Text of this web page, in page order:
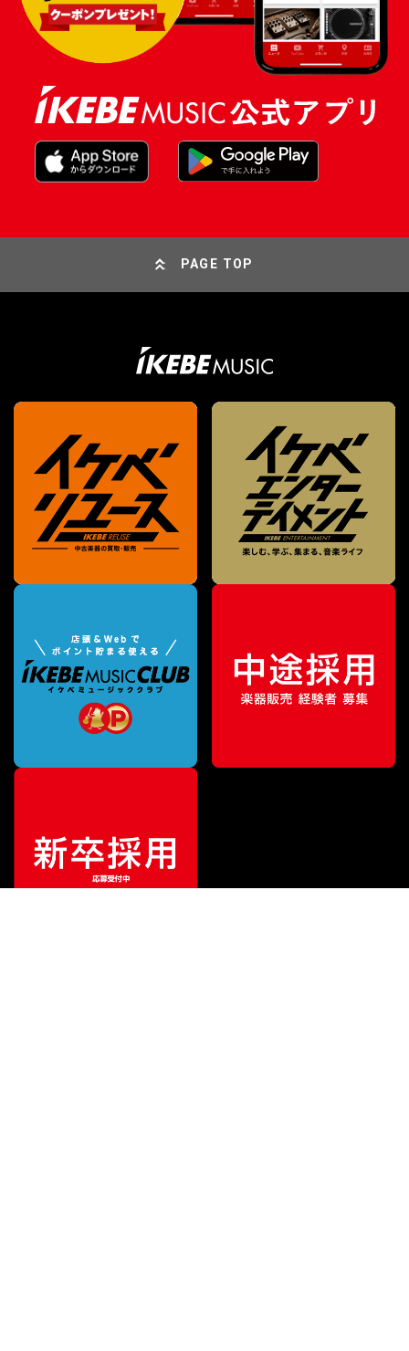
販売価格¥30,800（税込）
PAGE TOP